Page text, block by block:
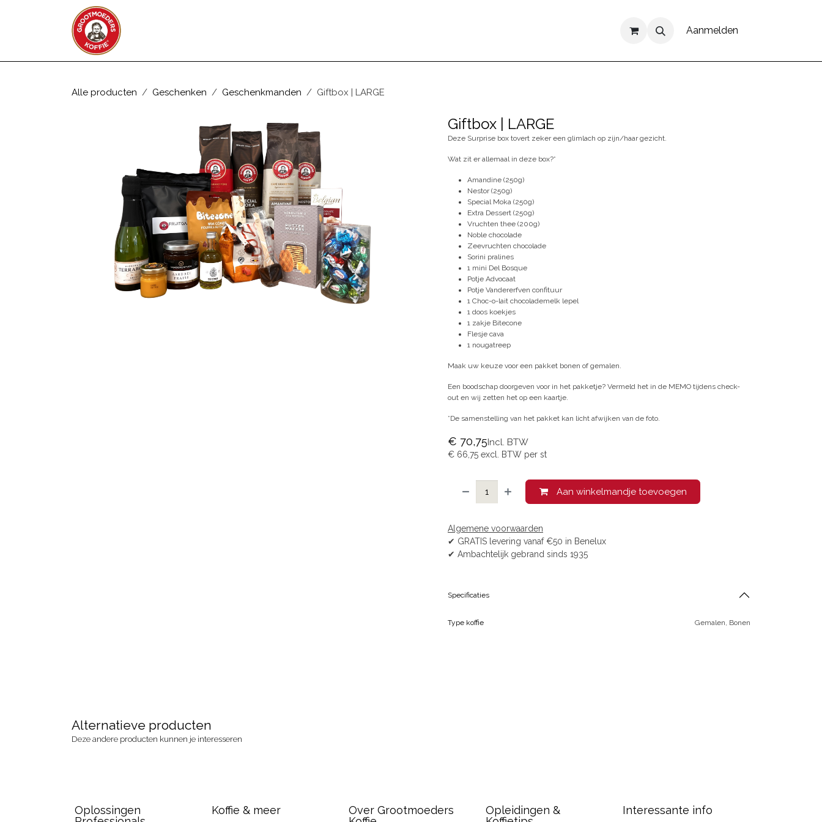
Overslaan naar inhoud
Aanmelden
Alle producten Geschenken Geschenkmanden Giftbox | LARGE
Giftbox | LARGE
Deze Surprise box tovert zeker een glimlach op zijn/haar gezicht.
Wat zit er allemaal in deze box?*
Amandine (250g)
Nestor (250g)
Special Moka (250g)
Extra Dessert (250g)
Vruchten thee (200g)
Noble chocolade
Zeevruchten chocolade
Sorini pralines
1 mini Del Bosque
Potje Advocaat
Potje Vandererfven confituur
1 Choc-o-lait chocolademelk lepel
1 doos koekjes
1 zakje Bitecone
Flesje cava
1 nougatreep
Maak uw keuze voor een pakket bonen of gemalen.
Een boodschap doorgeven voor in het pakketje? Vermeld het in de MEMO tijdens check-
out en wij zetten het op een kaartje.
*De samenstelling van het pakket kan licht afwijken van de foto.
€ 70,75Incl. BTW
€ 66,75 excl. BTW per st
Aan winkelmandje toevoegen
Algemene voorwaarden
✔ GRATIS levering vanaf €50 in Benelux
✔ Ambachtelijk gebrand sinds 1935
Specificaties
Type koffie Gemalen, Bonen
Alternatieve producten
Deze andere producten kunnen je interesseren
Koffie & meer
Over Grootmoeders
Opleidingen &
Interessante info
Oplossingen